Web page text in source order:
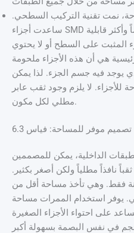
نمت تقنية التركيب السطحي.
ساعدت أجزاء SMD في صنع أجهزة أصغر حجماً وأكثر قابلية
المثبت على السطح أو لا يحتوي
هي أن هذه الأجزاء ملحومة
يوجد فيه جسم الجزء. لذا يمكن
للأجزاء. لا يلزم وجود ثقب عابر
مطلي لكل مكون.
6.3 تصميم موفر للمساحة: فياس
الداخلية، يمكن للمصممين
نافذاً مطلياً ولكن أصغر بكثير.
فقط. وهي تأخذ مساحة أقل من
يوفر استخدام الممرات مساحة
على احتواء الأجزاء الصغيرة